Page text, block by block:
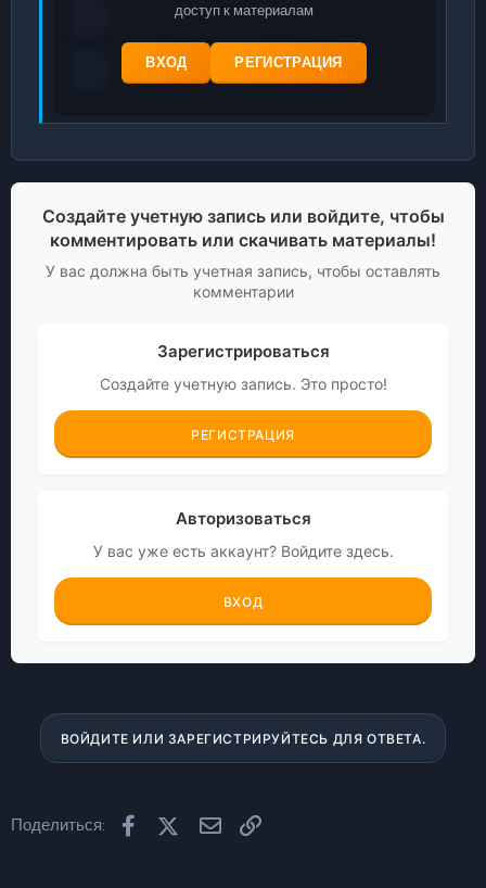
доступ к материалам
ВХОД РЕГИСТРАЦИЯ
Создайте учетную запись или войдите, чтобы
комментировать или скачивать материалы!
У вас должна быть учетная запись, чтобы оставлять
комментарии
Зарегистрироваться
Создайте учетную запись. Это просто!
РЕГИСТРАЦИЯ
Авторизоваться
У вас уже есть аккаунт? Войдите здесь.
ВХОД
ВОЙДИТЕ ИЛИ ЗАРЕГИСТРИРУЙТЕСЬ ДЛЯ ОТВЕТА.
Поделиться: FacebookX (Twitter)Электронная почта